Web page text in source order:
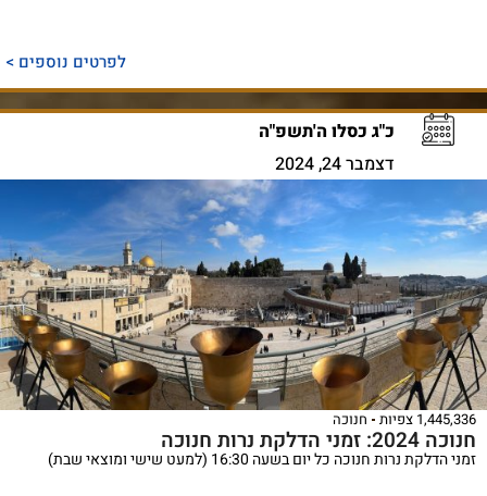
לפרטים נוספים >
כ"ג כסלו ה'תשפ"ה
דצמבר 24, 2024
1,445,336 צפיות חנוכה
חנוכה 2024: זמני הדלקת נרות חנוכה
זמני הדלקת נרות חנוכה כל יום בשעה 16:30 (למעט שישי ומוצאי שבת)